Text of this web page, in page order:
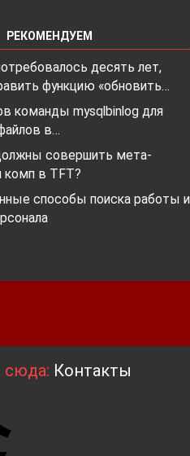
РЕКОМЕНДУЕМ
десять лет,
функцию «обновить…
команды mysqlbinlog для
в…
совершить мета-
в TFT?
способы поиска работы и
сюда: Контакты